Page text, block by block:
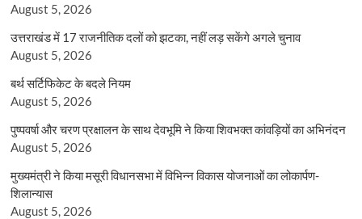
August 5, 2026
उत्तराखंड में 17 राजनीतिक दलों को झटका, नहीं लड़ सकेंगे अगले चुनाव
August 5, 2026
बर्थ सर्टिफिकेट के बदले नियम
August 5, 2026
पुष्पवर्षा और चरण प्रक्षालन के साथ देवभूमि ने किया शिवभक्त कांवड़ियों का अभिनंदन
August 5, 2026
मुख्यमंत्री ने किया मसूरी विधानसभा में विभिन्न विकास योजनाओं का लोकार्पण-
शिलान्यास
August 5, 2026